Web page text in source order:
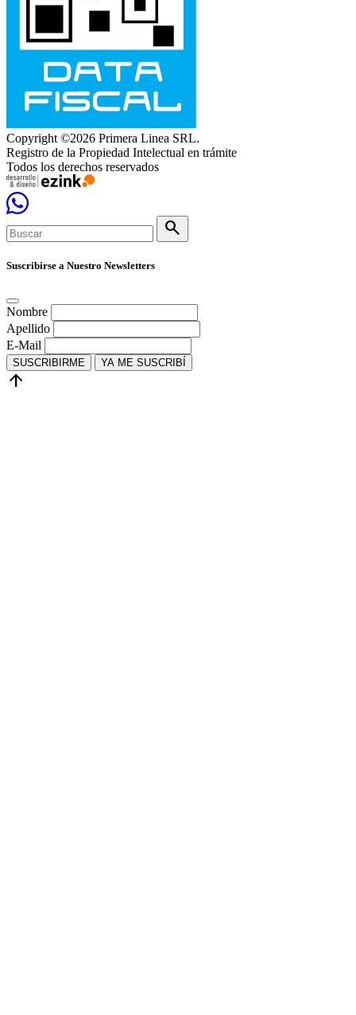
Copyright ©2026 Primera Linea SRL.
Registro de la Propiedad Intelectual en trámite
Todos los derechos reservados
search
Suscribirse a Nuestro Newsletters
Nombre
Apellido
E-Mail
SUSCRIBIRME YA ME SUSCRIBÍ
arrow_upward